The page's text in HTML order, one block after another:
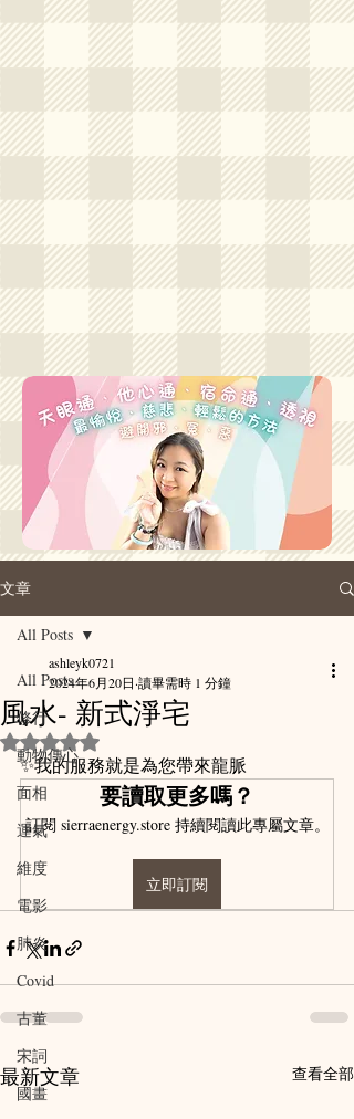
文章
All Posts
修行
動物傳心
面相
運氣
維度
電影
肺炎
Covid
古董
宋詞
國畫
All Posts
風水- 新式淨宅
ashleyk0721
2024年6月20日 讀畢需時 1 分鐘
評等為 NaN（最高為 5 顆星）。
✨我的服務就是為您帶來龍脈
要讀取更多嗎？
訂閱 sierraenergy.store 持續閱讀此專屬文章。
立即訂閱
最新文章 查看全部